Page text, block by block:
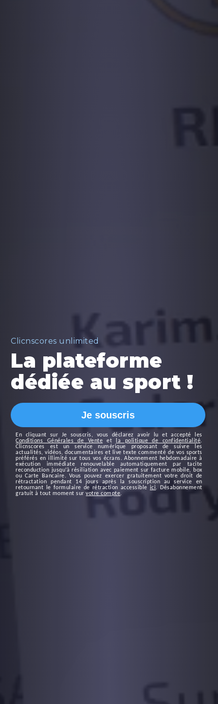
Clicnscores unlimited
La plateforme
dédiée au sport !
Je souscris
En cliquant sur Je souscris, vous déclarez avoir lu et accepté les
Conditions Générales de Vente et la politique de confidentialité.
Clicnscores est un service numérique proposant de suivre les
actualités, vidéos, documentaires et live texte commenté de vos sports
préférés en illimité sur tous vos écrans. Abonnement hebdomadaire à
exécution immédiate renouvelable automatiquement par tacite
reconduction jusqu’à résiliation avec paiement sur facture mobile, box
ou Carte Bancaire. Vous pouvez exercer gratuitement votre droit de
rétractation pendant 14 jours après la souscription au service en
retournant le formulaire de rétraction accessible ici. Désabonnement
gratuit à tout moment survotre compte.